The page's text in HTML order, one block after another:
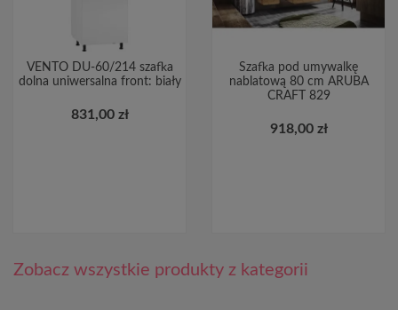
VENTO DU-60/214 szafka
dolna uniwersalna front: biały
831,00 zł
Szafka pod umywalkę
nablatową 80 cm ARUBA
CRAFT 829
918,00 zł
Zobacz wszystkie produkty z kategorii